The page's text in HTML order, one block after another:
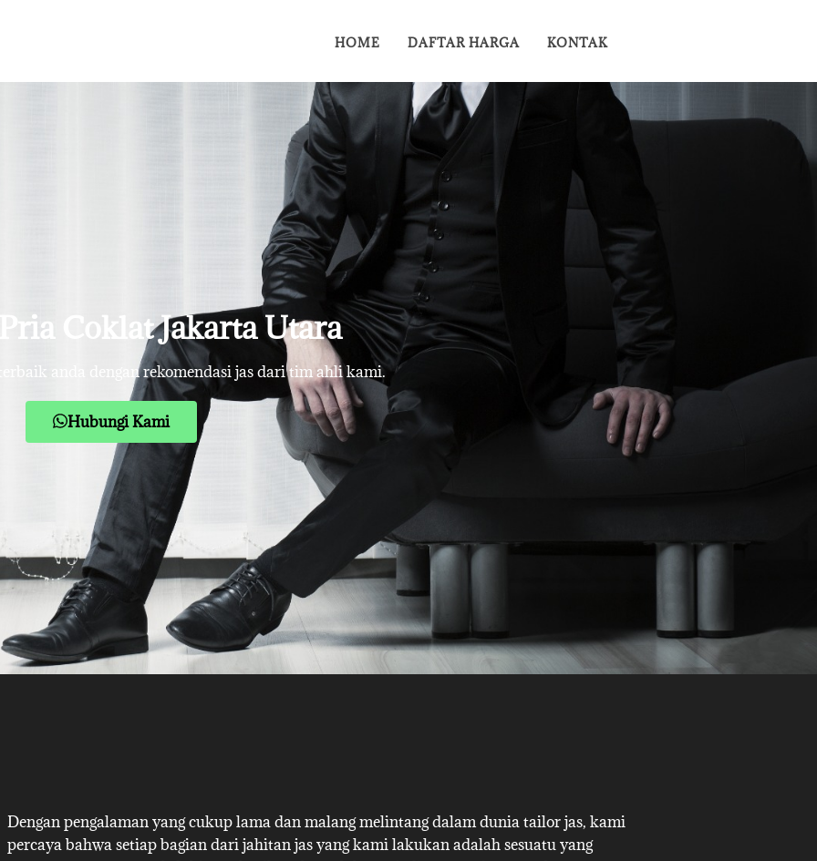
HOME DAFTAR HARGA KONTAK
Coklat Jakarta Utara
anda dengan rekomendasi jas dari tim ahli kami.
Hubungi Kami
Dengan pengalaman yang cukup lama dan malang melintang dalam dunia tailor jas, kami
percaya bahwa setiap bagian dari jahitan jas yang kami lakukan adalah sesuatu yang